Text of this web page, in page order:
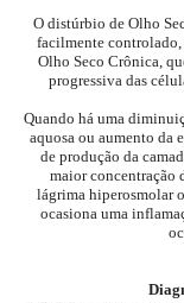
O distúrbio de Olho
facilmente controlado,
Olho Seco Crônica,
progressiva das
Quando há uma
aquosa ou aumento da
de produção da
maior concentração
lágrima hiperosmolar
ocasiona uma